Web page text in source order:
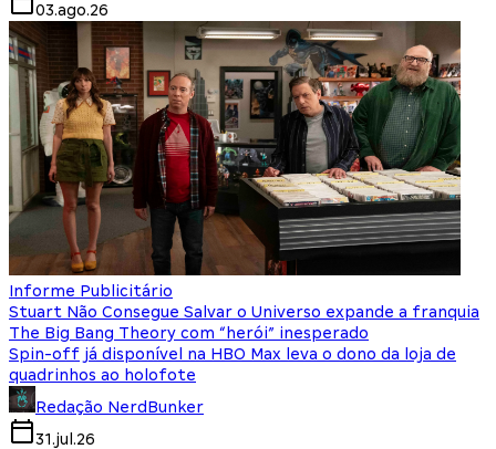
03.ago.26
Informe Publicitário
Stuart Não Consegue Salvar o Universo expande a franquia
The Big Bang Theory com “herói” inesperado
Spin-off já disponível na HBO Max leva o dono da loja de
quadrinhos ao holofote
Redação NerdBunker
31.jul.26